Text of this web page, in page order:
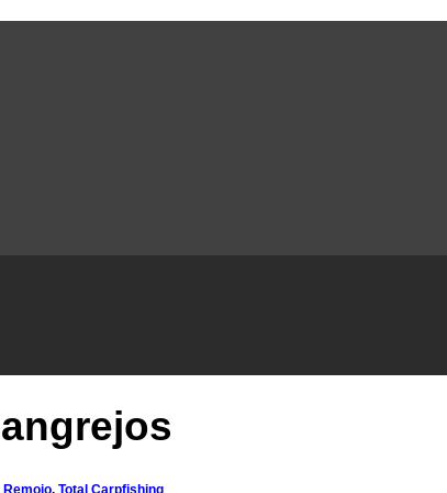
Remojo, Total Carpfishing